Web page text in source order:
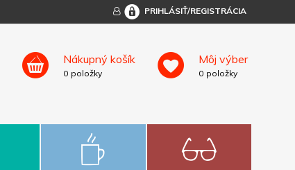
PRIHLÁSIŤ/REGISTRÁCIA
Nákupný košík
0 položky
Môj výber
0 položky